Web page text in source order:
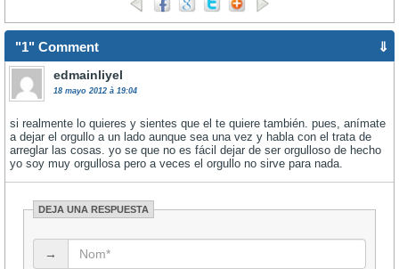
"1" Comment ⇓
edmainliyel
18 mayo 2012 à 19:04
si realmente lo quieres y sientes que el te quiere también. pues, anímate
a dejar el orgullo a un lado aunque sea una vez y habla con el trata de
arreglar las cosas. yo se que no es fácil dejar de ser orgulloso de hecho
yo soy muy orgullosa pero a veces el orgullo no sirve para nada.
DEJA UNA RESPUESTA
→